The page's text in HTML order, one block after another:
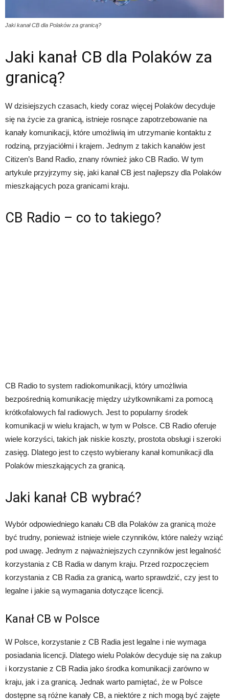
Jaki kanał CB dla Polaków za granicą?
Jaki kanał CB dla Polaków za
granicą?
W dzisiejszych czasach, kiedy coraz więcej Polaków decyduje
się na życie za granicą, istnieje rosnące zapotrzebowanie na
kanały komunikacji, które umożliwią im utrzymanie kontaktu z
rodziną, przyjaciółmi i krajem. Jednym z takich kanałów jest
Citizen’s Band Radio, znany również jako CB Radio. W tym
artykule przyjrzymy się, jaki kanał CB jest najlepszy dla Polaków
mieszkających poza granicami kraju.
CB Radio – co to takiego?
CB Radio to system radiokomunikacji, który umożliwia
bezpośrednią komunikację między użytkownikami za pomocą
krótkofalowych fal radiowych. Jest to popularny środek
komunikacji w wielu krajach, w tym w Polsce. CB Radio oferuje
wiele korzyści, takich jak niskie koszty, prostota obsługi i szeroki
zasięg. Dlatego jest to często wybierany kanał komunikacji dla
Polaków mieszkających za granicą.
Jaki kanał CB wybrać?
Wybór odpowiedniego kanału CB dla Polaków za granicą może
być trudny, ponieważ istnieje wiele czynników, które należy wziąć
pod uwagę. Jednym z najważniejszych czynników jest legalność
korzystania z CB Radia w danym kraju. Przed rozpoczęciem
korzystania z CB Radia za granicą, warto sprawdzić, czy jest to
legalne i jakie są wymagania dotyczące licencji.
Kanał CB w Polsce
W Polsce, korzystanie z CB Radia jest legalne i nie wymaga
posiadania licencji. Dlatego wielu Polaków decyduje się na zakup
i korzystanie z CB Radia jako środka komunikacji zarówno w
kraju, jak i za granicą. Jednak warto pamiętać, że w Polsce
dostępne są różne kanały CB, a niektóre z nich mogą być zajęte